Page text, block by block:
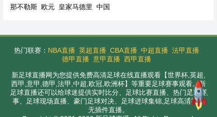
那不勒斯 欧元 皇家马德里 中国
热门联赛： NBA直播 英超直播 CBA直播 中超直播 法甲直播
德甲直播 意甲直播 西甲直播
新足球直播网为您提供免费高清足球在线直播观看【世界杯,英超,
西甲,意甲,德甲,法甲,中超,欧冠,欧洲杯】等重要足球赛事观看。新
足球直播还可以给球迷提供实时比分、足球比赛直播、热门足球赛
事、足球现场直播、豪门足球对决、足球进球集锦,足球高清视频
无插件直播。